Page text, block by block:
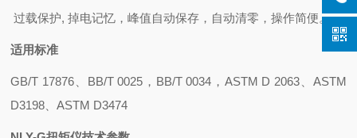
过载保护, 掉电记忆，峰值自动保存，自动清零，操作简便。
适用标准
GB/T 17876、BB/T 0025，BB/T 0034，ASTM D 2063、ASTM
D3198、ASTM D3474